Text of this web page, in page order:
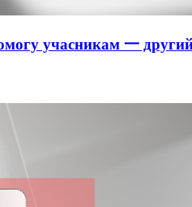
учасникам 一 другий